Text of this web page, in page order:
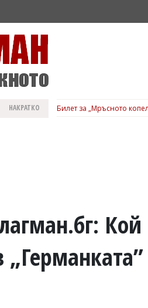
НАКРАТКО Билет за „Мръсното